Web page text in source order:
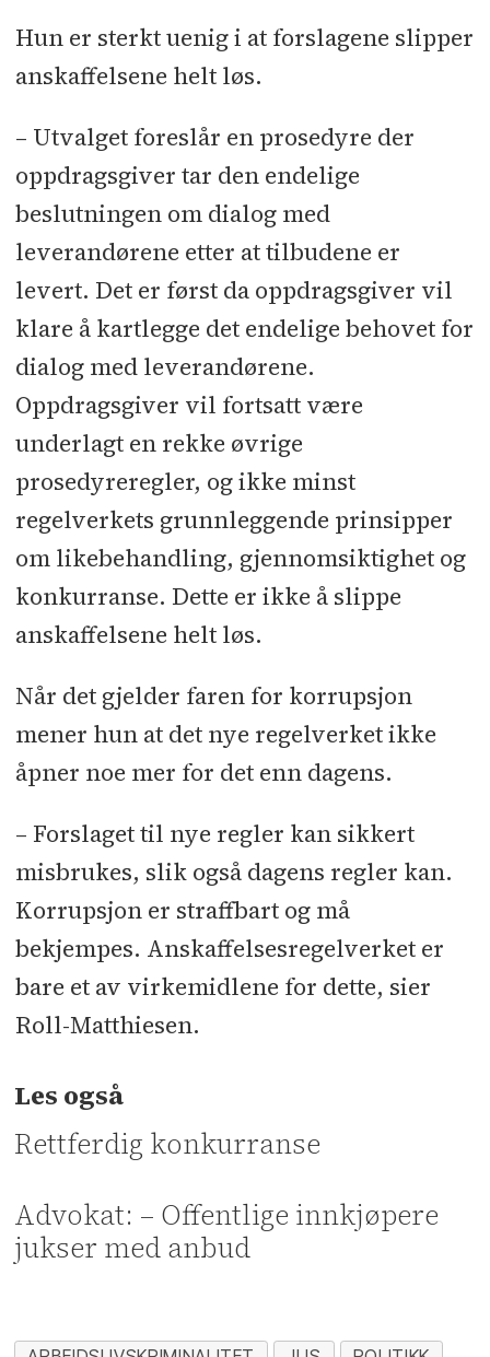
Hun er sterkt uenig i at forslagene slipper
anskaffelsene helt løs.
– Utvalget foreslår en prosedyre der
oppdragsgiver tar den endelige
beslutningen om dialog med
leverandørene etter at tilbudene er
levert. Det er først da oppdragsgiver vil
klare å kartlegge det endelige behovet for
dialog med leverandørene.
Oppdragsgiver vil fortsatt være
underlagt en rekke øvrige
prosedyreregler, og ikke minst
regelverkets grunnleggende prinsipper
om likebehandling, gjennomsiktighet og
konkurranse. Dette er ikke å slippe
anskaffelsene helt løs.
Når det gjelder faren for korrupsjon
mener hun at det nye regelverket ikke
åpner noe mer for det enn dagens.
– Forslaget til nye regler kan sikkert
misbrukes, slik også dagens regler kan.
Korrupsjon er straffbart og må
bekjempes. Anskaffelsesregelverket er
bare et av virkemidlene for dette, sier
Roll-Matthiesen.
Les også
Rettferdig konkurranse
Advokat: – Offentlige innkjøpere
jukser med anbud